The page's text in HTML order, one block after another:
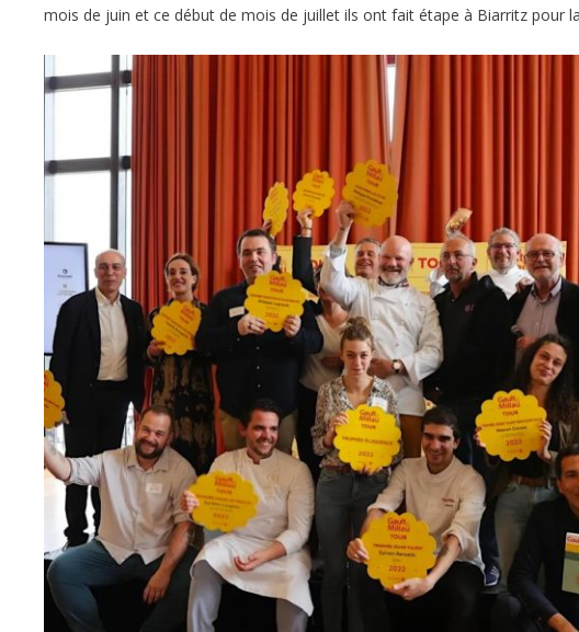
mois de juin et ce début de mois de juillet ils ont fait étape à Biarritz pour